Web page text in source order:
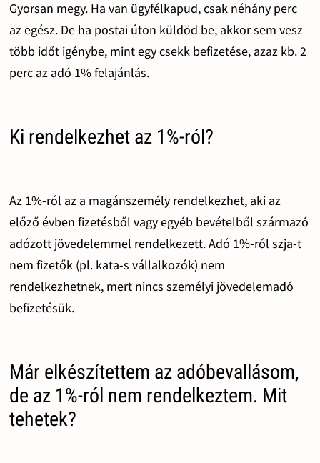
Gyorsan megy. Ha van ügyfélkapud, csak néhány perc
az egész. De ha postai úton küldöd be, akkor sem vesz
több időt igénybe, mint egy csekk befizetése, azaz kb. 2
perc az adó 1% felajánlás.
Ki rendelkezhet az 1%-ról?
Az 1%-ról az a magánszemély rendelkezhet, aki az
előző évben fizetésből vagy egyéb bevételből származó
adózott jövedelemmel rendelkezett. Adó 1%-ról szja-t
nem fizetők (pl. kata-s vállalkozók) nem
rendelkezhetnek, mert nincs személyi jövedelemadó
befizetésük.
Már elkészítettem az adóbevallásom,
de az 1%-ról nem rendelkeztem. Mit
tehetek?